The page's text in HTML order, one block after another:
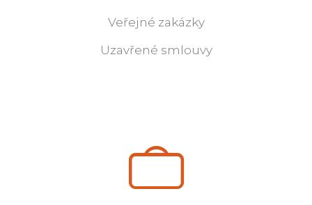
Veřejné zakázky
Uzavřené smlouvy